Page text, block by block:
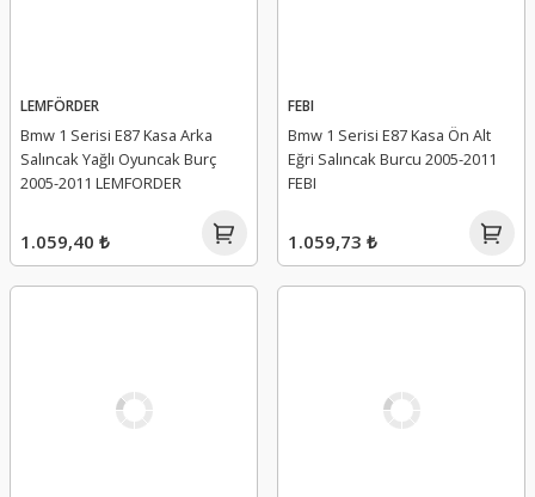
LEMFÖRDER
Bmw 1 Serisi E87 Kasa Arka
Salıncak Yağlı Oyuncak Burç
2005-2011 LEMFORDER
1.059,40 ₺
FEBI
Bmw 1 Serisi E87 Kasa Ön Alt
Eğri Salıncak Burcu 2005-2011
FEBI
1.059,73 ₺